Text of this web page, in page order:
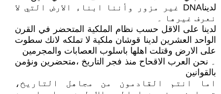
لديناDNA غير مزور وأننا ابناء الارض التي لا
نعرف غيرها ۔
لدينا على الاقل حسب نظام الملكية المتحضر في القرن
الواحد العشرين لدينا قوشان ملكية لا تملكه لانك سطوت
على الارض وقتلت اهلها باسلوب العصابات والمجرمين
۔ نحن العرب الاقحاح منذ فجر التاريخ ،متحضرين ونؤمن
بالقوانين
اما انتم القادمون من مجاهل التاريخ،